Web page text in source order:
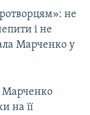
не
і не
Марченко у
Марченко
на її